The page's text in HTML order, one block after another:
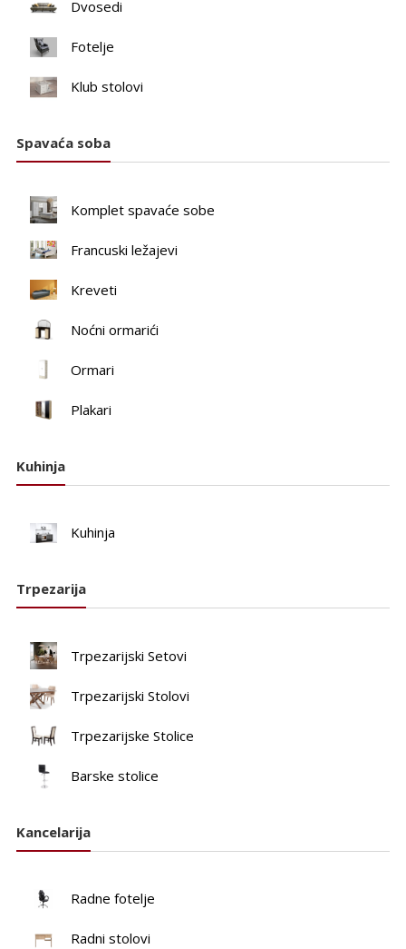
Dvosedi
Fotelje
Klub stolovi
Spavaća soba
Komplet spavaće sobe
Francuski ležajevi
Kreveti
Noćni ormarići
Ormari
Plakari
Kuhinja
Kuhinja
Trpezarija
Trpezarijski Setovi
Trpezarijski Stolovi
Trpezarijske Stolice
Barske stolice
Kancelarija
Radne fotelje
Radni stolovi